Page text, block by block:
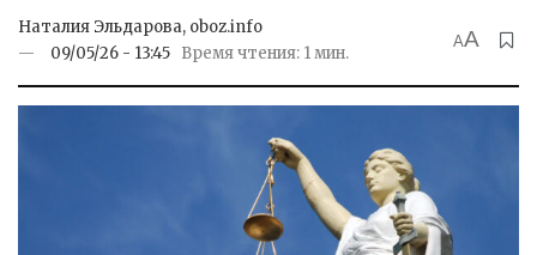
Наталия Эльдарова, oboz.info
09/05/26 - 13:45 Время чтения: 1 мин.
AA